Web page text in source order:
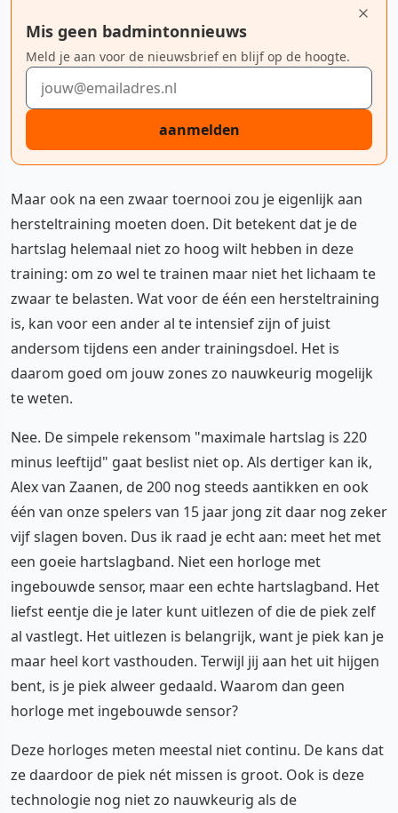
Mis geen badmintonnieuws
Meld je aan voor de nieuwsbrief en blijf op de hoogte.
E-mailadres
aanmelden
Maar ook na een zwaar toernooi zou je eigenlijk aan
hersteltraining moeten doen. Dit betekent dat je de
hartslag helemaal niet zo hoog wilt hebben in deze
training: om zo wel te trainen maar niet het lichaam te
zwaar te belasten. Wat voor de één een hersteltraining
is, kan voor een ander al te intensief zijn of juist
andersom tijdens een ander trainingsdoel. Het is
daarom goed om jouw zones zo nauwkeurig mogelijk
te weten.
Nee. De simpele rekensom "maximale hartslag is 220
minus leeftijd" gaat beslist niet op. Als dertiger kan ik,
Alex van Zaanen, de 200 nog steeds aantikken en ook
één van onze spelers van 15 jaar jong zit daar nog zeker
vijf slagen boven. Dus ik raad je echt aan: meet het met
een goeie hartslagband. Niet een horloge met
ingebouwde sensor, maar een echte hartslagband. Het
liefst eentje die je later kunt uitlezen of die de piek zelf
al vastlegt. Het uitlezen is belangrijk, want je piek kan je
maar heel kort vasthouden. Terwijl jij aan het uit hijgen
bent, is je piek alweer gedaald. Waarom dan geen
horloge met ingebouwde sensor?
Deze horloges meten meestal niet continu. De kans dat
ze daardoor de piek nét missen is groot. Ook is deze
technologie nog niet zo nauwkeurig als de